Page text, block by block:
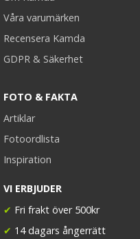
Våra varumärken
Recensera Kamda
GDPR & Säkerhet
FOTO & FAKTA
Artiklar
Fotoordlista
Inspiration
VI ERBJUDER
✔ Fri frakt över 500kr
✔ 14 dagars ångerrätt